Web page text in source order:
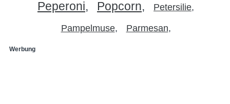
Peperoni
Popcorn Petersilie
Pampelmuse Parmesan
Werbung